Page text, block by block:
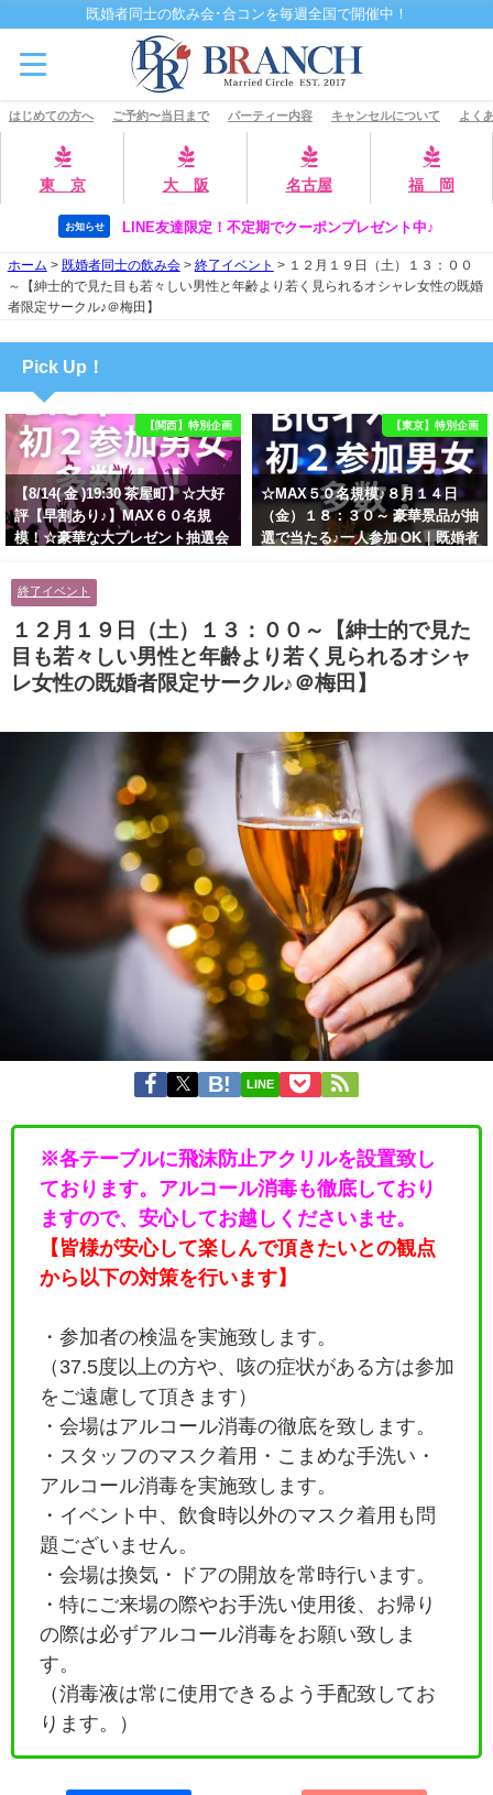
既婚者同士の飲み会･合コンを毎週全国で開催中！
はじめての方へ ご予約〜当日まで パーティー内容 キャンセルについて よく
東 京 大 阪 名古屋 福 岡
お知らせ LINE友達限定！不定期でクーポンプレゼント中♪
ホーム > 既婚者同士の飲み会> 終了イベント > １２月１９日（土）１３：００
～【紳士的で見た目も若々しい男性と年齢より若く見られるオシャレ女性の既婚
者限定サークル♪＠梅田】
Pick Up！
【関西】特別企画
【8/14( 金 )19:30 茶屋町】☆大好
評【早割あり♪】MAX６０名規
模！☆豪華な大プレゼント抽選会
男性とオシャレ好きで落ち着いた
大人女性の既婚者限定ビッグパー
ティー♪＠茶屋町】
【東京】特別企画
☆MAX５０名規模♪８月１４日
（金）１８：３０～ 豪華景品が抽
選で当たる♪一人参加 OK｜既婚者
女性の既婚者限定ビッグパーティ
ー♪＠池袋】
終了イベント
１２月１９日（土）１３：００～【紳士的で見た
目も若々しい男性と年齢より若く見られるオシャ
レ女性の既婚者限定サークル♪＠梅田】
LINE
※各テーブルに飛沫防止アクリルを設置致し
ております。アルコール消毒も徹底しており
ますので、安心してお越しくださいませ。
【皆様が安心して楽しんで頂きたいとの観点
から以下の対策を行います】
・参加者の検温を実施致します。
（37.5度以上の方や、咳の症状がある方は参加
をご遠慮して頂きます）
・会場はアルコール消毒の徹底を致します。
・ スタッフのマスク着用・こまめな手洗い・
アルコール消毒を実施致します。
・イベント中、飲食時以外のマスク着用も問
題ございません。
・会場は換気・ドアの開放を常時行います。
・特にご来場の際やお手洗い使用後、お帰り
の際は必ずアルコール消毒をお願い致しま
す。
（消毒液は常に使用できるよう手配致してお
ります。）